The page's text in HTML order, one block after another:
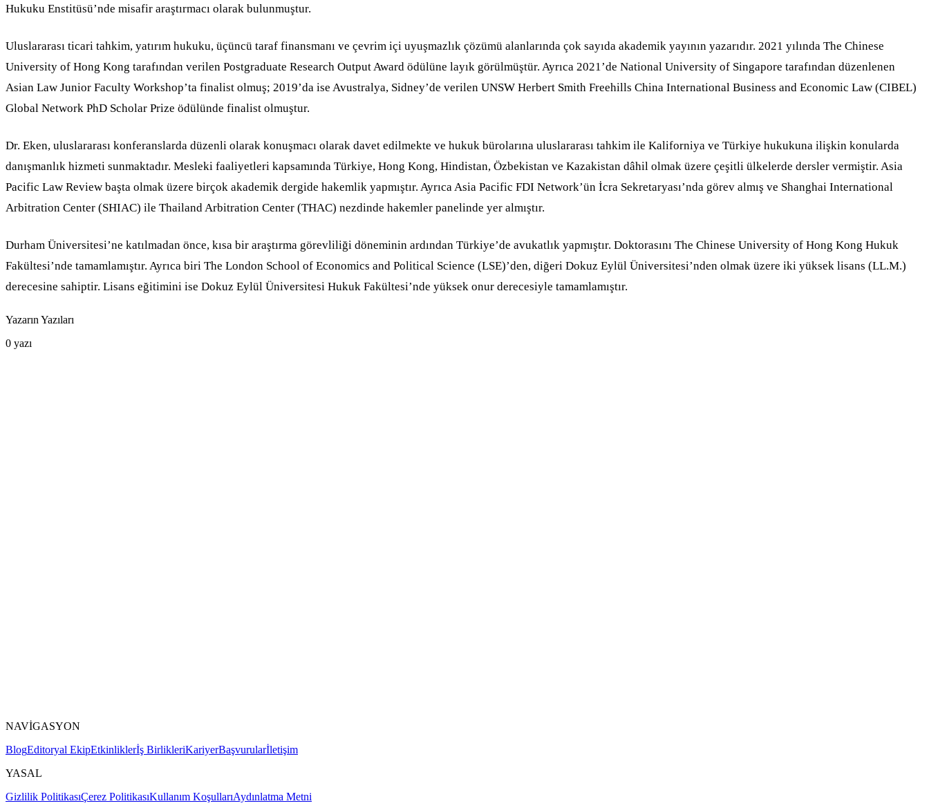
Hukuku Enstitüsü’nde misafir araştırmacı olarak bulunmuştur.
Uluslararası ticari tahkim, yatırım hukuku, üçüncü taraf finansmanı ve çevrim içi uyuşmazlık çözümü alanlarında çok sayıda akademik yayının yazarıdır. 2021 yılında The Chinese
University of Hong Kong tarafından verilen Postgraduate Research Output Award ödülüne layık görülmüştür. Ayrıca 2021’de National University of Singapore tarafından düzenlenen
Asian Law Junior Faculty Workshop’ta finalist olmuş; 2019’da ise Avustralya, Sidney’de verilen UNSW Herbert Smith Freehills China International Business and Economic Law (CIBEL)
Global Network PhD Scholar Prize ödülünde finalist olmuştur.
Dr. Eken, uluslararası konferanslarda düzenli olarak konuşmacı olarak davet edilmekte ve hukuk bürolarına uluslararası tahkim ile Kaliforniya ve Türkiye hukukuna ilişkin konularda
danışmanlık hizmeti sunmaktadır. Mesleki faaliyetleri kapsamında Türkiye, Hong Kong, Hindistan, Özbekistan ve Kazakistan dâhil olmak üzere çeşitli ülkelerde dersler vermiştir. Asia
Pacific Law Review başta olmak üzere birçok akademik dergide hakemlik yapmıştır. Ayrıca Asia Pacific FDI Network’ün İcra Sekretaryası’nda görev almış ve Shanghai International
Arbitration Center (SHIAC) ile Thailand Arbitration Center (THAC) nezdinde hakemler panelinde yer almıştır.
Durham Üniversitesi’ne katılmadan önce, kısa bir araştırma görevliliği döneminin ardından Türkiye’de avukatlık yapmıştır. Doktorasını The Chinese University of Hong Kong Hukuk
Fakültesi’nde tamamlamıştır. Ayrıca biri The London School of Economics and Political Science (LSE)’den, diğeri Dokuz Eylül Üniversitesi’nden olmak üzere iki yüksek lisans (LL.M.)
derecesine sahiptir. Lisans eğitimini ise Dokuz Eylül Üniversitesi Hukuk Fakültesi’nde yüksek onur derecesiyle tamamlamıştır.
Yazarın Yazıları
0 yazı
NAVİGASYON
BlogEditoryal EkipEtkinliklerİş BirlikleriKariyerBaşvurularİletişim
YASAL
Gizlilik PolitikasıÇerez PolitikasıKullanım KoşullarıAydınlatma Metni